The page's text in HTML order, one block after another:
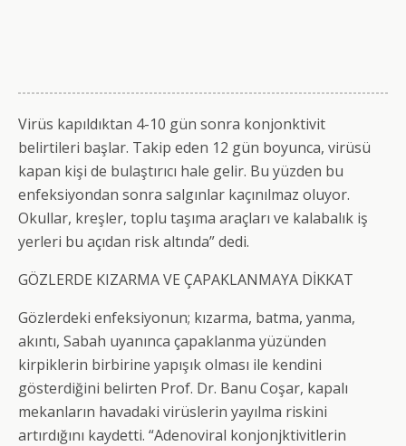
Virüs kapıldıktan 4-10 gün sonra konjonktivit
belirtileri başlar. Takip eden 12 gün boyunca, virüsü
kapan kişi de bulaştırıcı hale gelir. Bu yüzden bu
enfeksiyondan sonra salgınlar kaçınılmaz oluyor.
Okullar, kreşler, toplu taşıma araçları ve kalabalık iş
yerleri bu açıdan risk altında” dedi.
GÖZLERDE KIZARMA VE ÇAPAKLANMAYA DİKKAT
Gözlerdeki enfeksiyonun; kızarma, batma, yanma,
akıntı, Sabah uyanınca çapaklanma yüzünden
kirpiklerin birbirine yapışık olması ile kendini
gösterdiğini belirten Prof. Dr. Banu Coşar, kapalı
mekanların havadaki virüslerin yayılma riskini
artırdığını kaydetti. “Adenoviral konjonjktivitlerin